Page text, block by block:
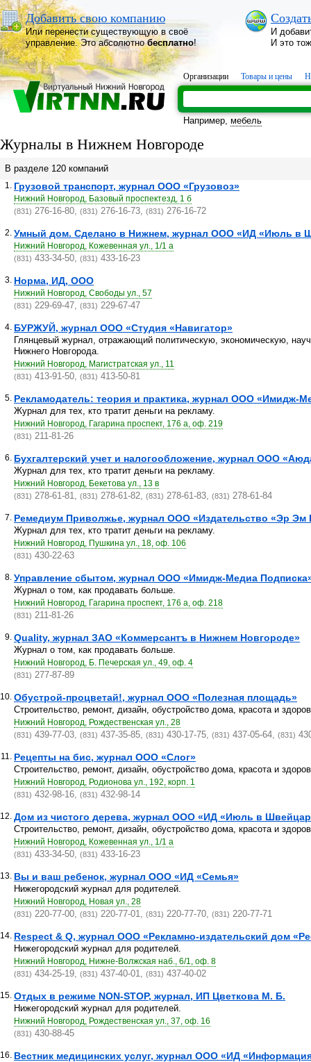
Добавить свою компанию
Или перенести существующую в своё
управление. Это абсолютнобесплатно!
И
И это
Организации Товары и цены
Например, мебель
Журналы в Нижнем Новгороде
В разделе 120 компаний
1. Грузовой транспорт, журнал ООО «Грузовоз»
Нижний Новгород, Базовый проспектезд, 1 б
(831) 276-16-80, (831) 276-16-73, (831) 276-16-72
2. Умный дом. Сделано в Нижнем, журнал ООО «ИД «Июль в
Нижний Новгород, Кожевенная ул., 1/1 а
(831) 433-34-50, (831) 433-16-23
3. Норма, ИД, ООО
Нижний Новгород, Свободы ул., 57
(831) 229-69-47, (831) 229-67-47
4. БУРЖУЙ, журнал ООО «Студия «Навигатор»
Глянцевый журнал, отражающий политическую, экономическую,
Нижнего Новгорода.
Нижний Новгород, Магистратская ул., 11
(831) 413-91-50, (831) 413-50-81
5. Рекламодатель: теория и практика, журнал ООО «Имидж-
Журнал для тех, кто тратит деньги на рекламу.
Нижний Новгород, Гагарина проспект, 176 а, оф. 219
(831) 211-81-26
6. Бухгалтерский учет и налогообложение, журнал ООО
Журнал для тех, кто тратит деньги на рекламу.
Нижний Новгород, Бекетова ул., 13 в
(831) 278-61-81, (831) 278-61-82, (831) 278-61-83, (831) 278-61-84
7. Ремедиум Приволжье, журнал ООО «Издательство «Эр
Журнал для тех, кто тратит деньги на рекламу.
Нижний Новгород, Пушкина ул., 18, оф. 106
(831) 430-22-63
8. Управление сбытом, журнал ООО «Имидж-Медиа
Журнал о том, как продавать больше.
Нижний Новгород, Гагарина проспект, 176 а, оф. 218
(831) 211-81-26
9. Quality, журнал ЗАО «Коммерсантъ в Нижнем Новгороде»
Журнал о том, как продавать больше.
Нижний Новгород, Б. Печерская ул., 49, оф. 4
(831) 277-87-89
10. Обустрой-процветай!, журнал ООО «Полезная площадь»
Строительство, ремонт, дизайн, обустройство дома, красота и
Нижний Новгород, Рождественская ул., 28
(831) 439-77-03, (831) 437-35-85, (831) 430-17-75, (831) 437-05-64, (831)
11. Рецепты на бис, журнал ООО «Слог»
Строительство, ремонт, дизайн, обустройство дома, красота и
Нижний Новгород, Родионова ул., 192, корп. 1
(831) 432-98-16, (831) 432-98-14
12. Дом из чистого дерева, журнал ООО «ИД «Июль в
Строительство, ремонт, дизайн, обустройство дома, красота и
Нижний Новгород, Кожевенная ул., 1/1 а
(831) 433-34-50, (831) 433-16-23
13. Вы и ваш ребенок, журнал ООО «ИД «Семья»
Нижегородский журнал для родителей.
Нижний Новгород, Новая ул., 28
(831) 220-77-00, (831) 220-77-01, (831) 220-77-70, (831) 220-77-71
14. Respect & Q, журнал ООО «Рекламно-издательский дом
Нижегородский журнал для родителей.
Нижний Новгород, Нижне-Волжская наб., 6/1, оф. 8
(831) 434-25-19, (831) 437-40-01, (831) 437-40-02
15. Отдых в режиме NON-STOP, журнал, ИП Цветкова М. Б.
Нижегородский журнал для родителей.
Нижний Новгород, Рождественская ул., 37, оф. 16
(831) 430-88-45
16. Вестник медицинских услуг, журнал ООО «ИД